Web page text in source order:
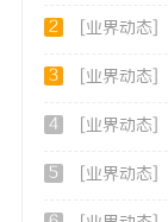
2 [业界动态]
3 [业界动态]
4 [业界动态]
5 [业界动态]